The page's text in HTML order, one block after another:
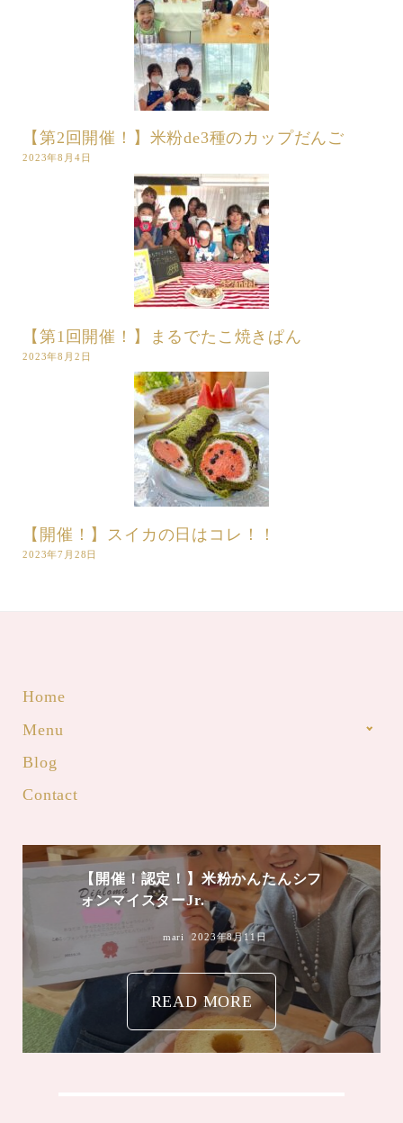
【第2回開催！】米粉de3種のカップだんご
2023年8月4日
【第1回開催！】まるでたこ焼きぱん
2023年8月2日
【開催！】スイカの日はコレ！！
2023年7月28日
Home
Menu
Blog
Contact
mari 2023年8月4日